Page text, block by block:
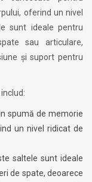
oferind un nivel
sunt ideale pentru
sau articulare,
și suport pentru
spumă de memorie
un nivel ridicat de
saltele sunt ideale
de spate, deoarece